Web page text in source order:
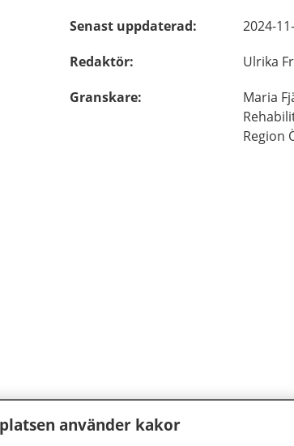
Senast uppdaterad:
2024-
Redaktör: Ulrika
Granskare: Maria
Region
använder kakor